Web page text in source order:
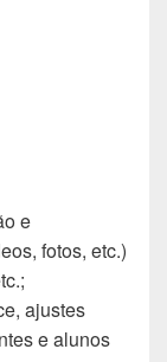
e
fotos, etc.)
ajustes
e alunos